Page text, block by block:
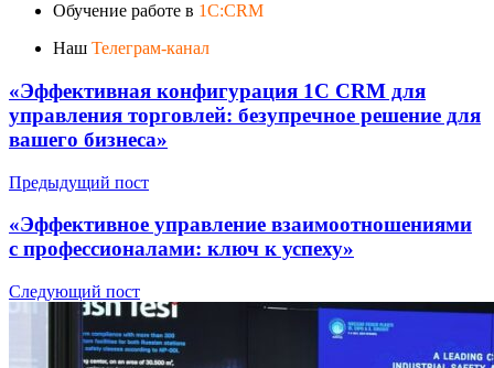
Обучение работе в 1C:CRM
Наш Телеграм-канал
«Эффективная конфигурация 1С CRM для
управления торговлей: безупречное решение для
вашего бизнеса»
Предыдущий пост
«Эффективное управление взаимоотношениями
с профессионалами: ключ к успеху»
Следующий пост